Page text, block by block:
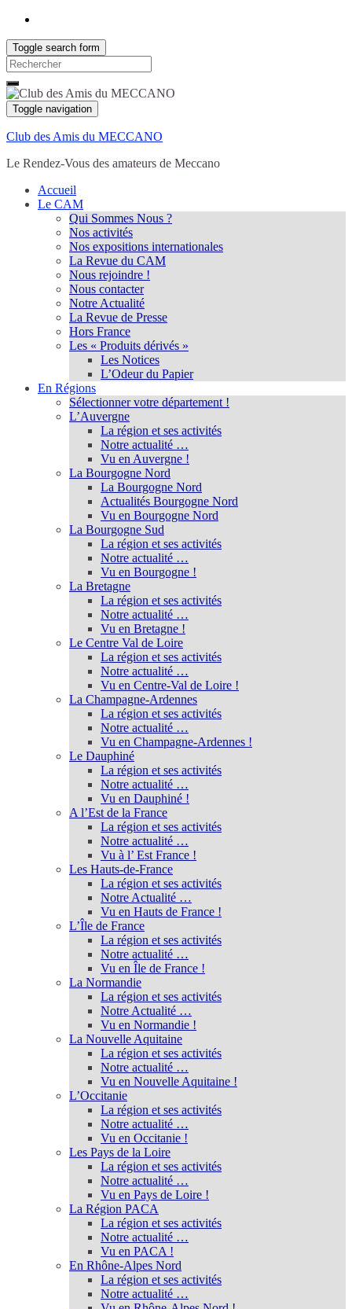
Toggle search form
Search
for:
Toggle navigation
Club des Amis du MECCANO
Le Rendez-Vous des amateurs de Meccano
Accueil
Le CAM
Qui Sommes Nous ?
Nos activités
Nos expositions internationales
La Revue du CAM
Nous rejoindre !
Nous contacter
Notre Actualité
La Revue de Presse
Hors France
Les « Produits dérivés »
Les Notices
L’Odeur du Papier
En Régions
Sélectionner votre département !
L’Auvergne
La région et ses activités
Notre actualité …
Vu en Auvergne !
La Bourgogne Nord
La Bourgogne Nord
Actualités Bourgogne Nord
Vu en Bourgogne Nord
La Bourgogne Sud
La région et ses activités
Notre actualité …
Vu en Bourgogne !
La Bretagne
La région et ses activités
Notre actualité …
Vu en Bretagne !
Le Centre Val de Loire
La région et ses activités
Notre actualité …
Vu en Centre-Val de Loire !
La Champagne-Ardennes
La région et ses activités
Notre actualité …
Vu en Champagne-Ardennes !
Le Dauphiné
La région et ses activités
Notre actualité …
Vu en Dauphiné !
A l’Est de la France
La région et ses activités
Notre actualité …
Vu à l’ Est France !
Les Hauts-de-France
La région et ses activités
Notre Actualité …
Vu en Hauts de France !
L’Île de France
La région et ses activités
Notre actualité …
Vu en Île de France !
La Normandie
La région et ses activités
Notre Actualité …
Vu en Normandie !
La Nouvelle Aquitaine
La région et ses activités
Notre actualité …
Vu en Nouvelle Aquitaine !
L’Occitanie
La région et ses activités
Notre actualité …
Vu en Occitanie !
Les Pays de la Loire
La région et ses activités
Notre actualité …
Vu en Pays de Loire !
La Région PACA
La région et ses activités
Notre actualité …
Vu en PACA !
En Rhône-Alpes Nord
La région et ses activités
Notre actualité …